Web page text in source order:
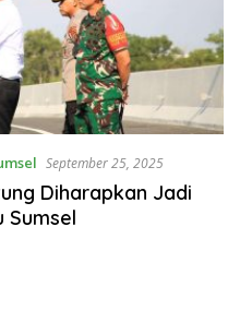
September 25, 2025
Diharapkan Jadi
Sumsel